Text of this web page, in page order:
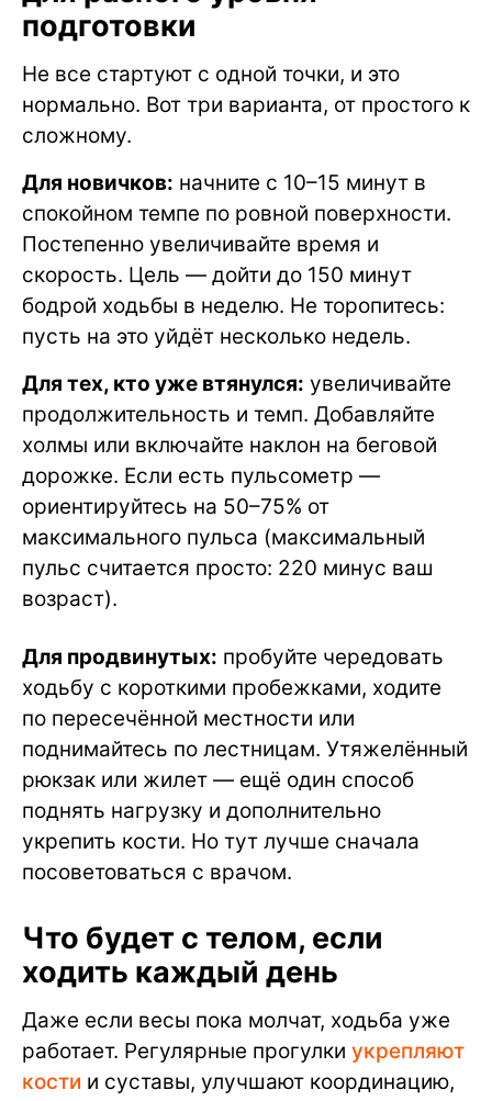
подготовки
Не все стартуют с одной точки, и это
нормально. Вот три варианта, от простого к
сложному.
Для новичков: начните с 10–15 минут в
спокойном темпе по ровной поверхности.
Постепенно увеличивайте время и
скорость. Цель — дойти до 150 минут
бодрой ходьбы в неделю. Не торопитесь:
пусть на это уйдёт несколько недель.
Для тех, кто уже втянулся: увеличивайте
продолжительность и темп. Добавляйте
холмы или включайте наклон на беговой
дорожке. Если есть пульсометр —
ориентируйтесь на 50–75% от
максимального пульса (максимальный
пульс считается просто: 220 минус ваш
возраст).
Для продвинутых: пробуйте чередовать
ходьбу с короткими пробежками, ходите
по пересечённой местности или
поднимайтесь по лестницам. Утяжелённый
рюкзак или жилет — ещё один способ
поднять нагрузку и дополнительно
укрепить кости. Но тут лучше сначала
посоветоваться с врачом.
Что будет с телом, если
ходить каждый день
Даже если весы пока молчат, ходьба уже
работает. Регулярные прогулки укрепляют
кости и суставы, улучшают координацию,